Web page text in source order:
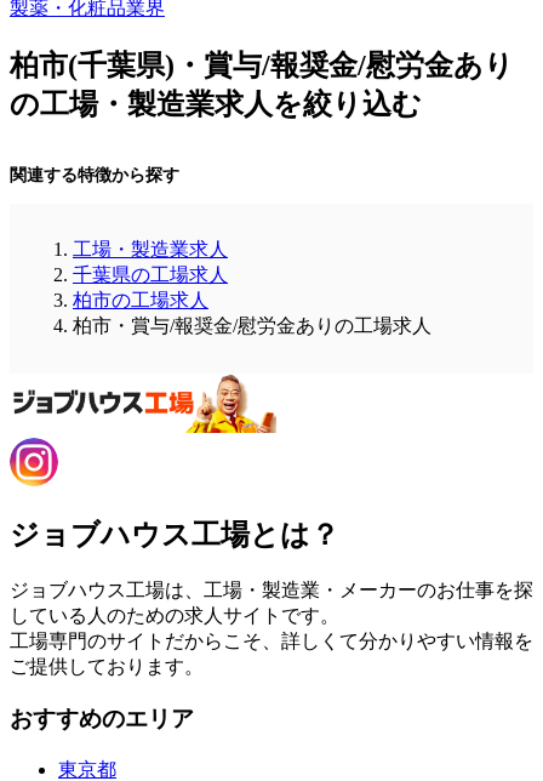
製薬・化粧品業界
柏市(千葉県)・賞与/報奨金/慰労金あり
の工場・製造業求人を絞り込む
関連する特徴から探す
工場・製造業求人
千葉県の工場求人
柏市の工場求人
柏市・賞与/報奨金/慰労金ありの工場求人
ジョブハウス工場とは？
ジョブハウス工場は、工場・製造業・メーカーのお仕事を探
している人のための求人サイトです。
工場専門のサイトだからこそ、詳しくて分かりやすい情報を
ご提供しております。
おすすめのエリア
東京都